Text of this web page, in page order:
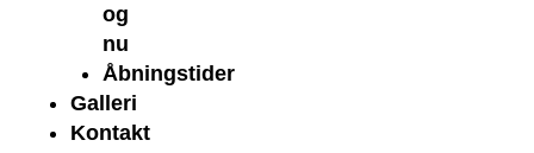
og
nu
Åbningstider
Galleri
Kontakt